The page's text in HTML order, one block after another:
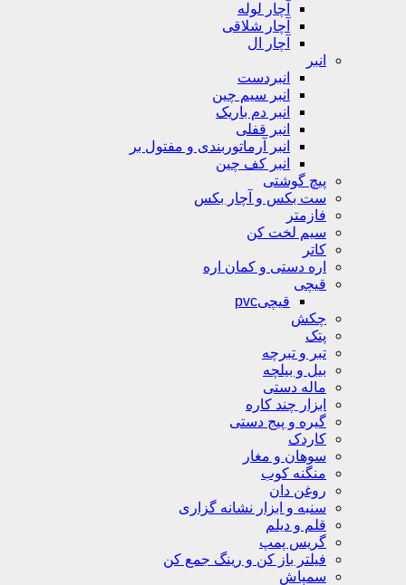
آچار لوله
آچار شلاقی
آچار ال
انبر
انبردست
انبر سیم چین
انبر دم باریک
انبر قفلی
انبر آرماتوربندی و مفتول بر
انبر کف چین
پیچ گوشتی
ست بکس و آچار بکس
فازمتر
سیم لخت کن
کاتر
اره دستی و کمان اره
قیچی
قیچیpvc
چکش
پتک
تبر و تبرچه
بیل و بیلچه
ماله دستی
ابزار چند کاره
گیره و پیج دستی
کاردک
سوهان و مغار
منگنه کوب
روغن دان
سنبه و ابزار نشانه گزاری
قلم و دیلم
گریس پمپ
فیلتر باز کن و رینگ جمع کن
سمپاش